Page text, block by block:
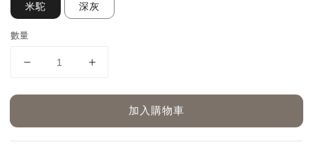
米駝 深灰
數量
加入購物車